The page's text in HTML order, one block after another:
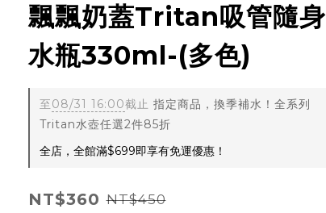
飄飄奶蓋Tritan吸管隨身
水瓶330ml-(多色)
至08/31 16:00截止 指定商品，換季補水！全系列
Tritan水壺任選2件85折
全店，全館滿$699即享有免運優惠！
NT$360 NT$450